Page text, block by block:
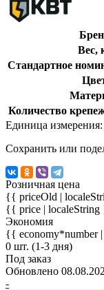
Вес,
Стандартное
Количество
Единица измерения:
Сохранить или
Розничная цена
{{ priceOld |
{{ price |
Экономия
{{ economy*number
0 шт. (1-3 дня)
Под заказ
Обновлено
-